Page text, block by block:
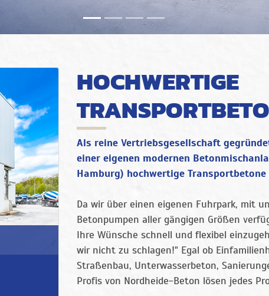
HOCHWERTIGE
Als reine Vertriebsgesellschaft
einer eigenen modernen
Hamburg) hochwertige
Da wir über einen eigenen Fuhrpark, mit
Betonpumpen aller gängigen Größen
Ihre Wünsche schnell und flexibel
wir nicht zu schlagen!" Egal ob
Straßenbau, Unterwasserbeton,
Profis von Nordheide-Beton lösen jedes